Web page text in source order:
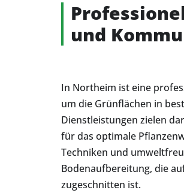
und
In Northeim ist eine
um die Grünflächen in
Dienstleistungen zielen
für das optimale
Techniken und
Bodenaufbereitung, die
zugeschnitten ist.